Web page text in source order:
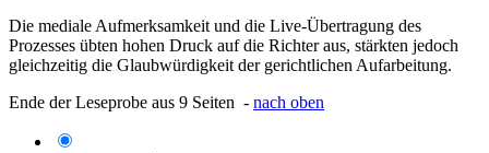
Die mediale Aufmerksamkeit und die Live-Übertragung des
Prozesses übten hohen Druck auf die Richter aus, stärkten jedoch
gleichzeitig die Glaubwürdigkeit der gerichtlichen Aufarbeitung.
Ende der Leseprobe aus 9 Seiten - nach oben